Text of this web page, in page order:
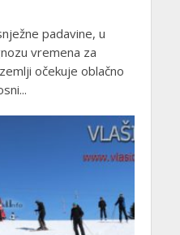
padavine, u
vremena za
očekuje oblačno